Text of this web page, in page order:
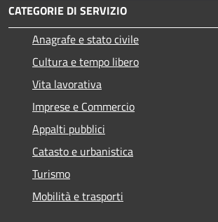
CATEGORIE DI SERVIZIO
Anagrafe e stato civile
Cultura e tempo libero
Vita lavorativa
Imprese e Commercio
Appalti pubblici
Catasto e urbanistica
Turismo
Mobilità e trasporti